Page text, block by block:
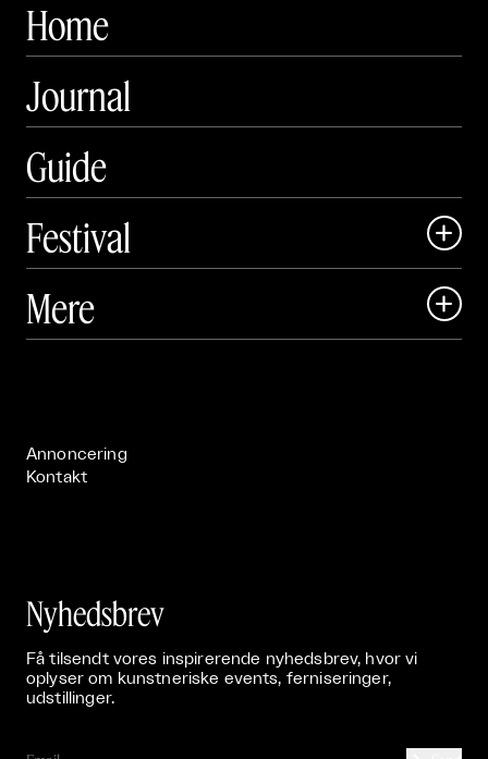
Home
Journal
Guide
Festival

 Art Matter Festival
Mere 
Annoncering
Kontakt
Nyhedsbrev
Få tilsendt vores inspirerende nyhedsbrev, hvor vi
oplyser om kunstneriske events, ferniseringer,
udstillinger.